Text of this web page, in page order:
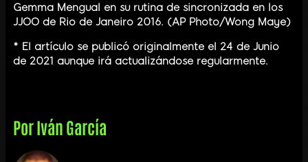
Gemma Mengual en su rutina de sincronizada en los
JJOO de Rio de Janeiro 2016. (AP Photo/Wong Maye)
* El artículo se publicó originalmente el 24 de Junio
de 2021 aunque irá actualizándose regularmente.
PorIván García